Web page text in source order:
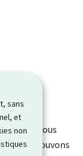
sans
et
non
page. Vous
nous pouvons